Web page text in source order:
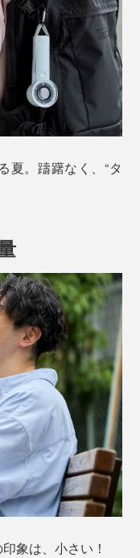
夏。躊躇なく、“タ
象は、小さい！